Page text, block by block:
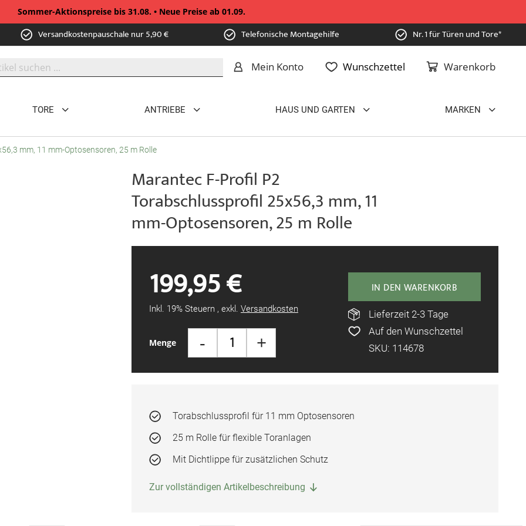
Sommer-Aktionspreise bis 31.08. • Neue Preise ab 01.09.
Versandkostenpauschale nur 5,90 € Telefonische Montagehilfe Nr. 1 für Türen und Tore*
Warenkorb
Mein Konto Wunschzettel
TORE ANTRIEBE HAUS UND GARTEN MARKEN
mm, 11 mm-Optosensoren, 25 m Rolle
Marantec F-Profil P2
Torabschlussprofil 25x56,3 mm, 11
mm-Optosensoren, 25 m Rolle
Menge - +
199,95 €
Inkl. 19% Steuern , exkl. Versandkosten
IN DEN WARENKORB
Lieferzeit 2-3 Tage
Auf den Wunschzettel
SKU: 114678
Torabschlussprofil für 11 mm Optosensoren
25 m Rolle für flexible Toranlagen
Mit Dichtlippe für zusätzlichen Schutz
Zur vollständigen Artikelbeschreibung